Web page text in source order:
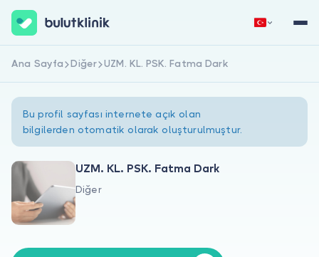
Hakkımızda
Hemen Kaydol Giriş Yap
Ana Sayfa Diğer UZM. KL. PSK. Fatma Dark
Bu profil sayfası internete açık olan
bilgilerden otomatik olarak oluşturulmuştur.
UZM. KL. PSK. Fatma Dark
Diğer